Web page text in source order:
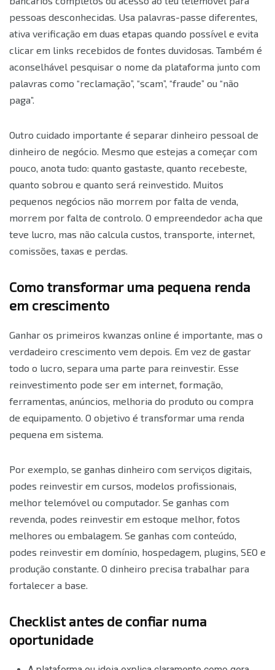
pessoas desconhecidas. Usa palavras-passe diferentes,
ativa verificação em duas etapas quando possível e evita
clicar em links recebidos de fontes duvidosas. Também é
aconselhável pesquisar o nome da plataforma junto com
palavras como “reclamação”, “scam”, “fraude” ou “não
paga”.
Outro cuidado importante é separar dinheiro pessoal de
dinheiro de negócio. Mesmo que estejas a começar com
pouco, anota tudo: quanto gastaste, quanto recebeste,
quanto sobrou e quanto será reinvestido. Muitos
pequenos negócios não morrem por falta de venda,
morrem por falta de controlo. O empreendedor acha que
teve lucro, mas não calcula custos, transporte, internet,
comissões, taxas e perdas.
Como transformar uma pequena renda
em crescimento
Ganhar os primeiros kwanzas online é importante, mas o
verdadeiro crescimento vem depois. Em vez de gastar
todo o lucro, separa uma parte para reinvestir. Esse
reinvestimento pode ser em internet, formação,
ferramentas, anúncios, melhoria do produto ou compra
de equipamento. O objetivo é transformar uma renda
pequena em sistema.
Por exemplo, se ganhas dinheiro com serviços digitais,
podes reinvestir em cursos, modelos profissionais,
melhor telemóvel ou computador. Se ganhas com
revenda, podes reinvestir em estoque melhor, fotos
melhores ou embalagem. Se ganhas com conteúdo,
podes reinvestir em domínio, hospedagem, plugins, SEO e
produção constante. O dinheiro precisa trabalhar para
fortalecer a base.
Checklist antes de confiar numa
oportunidade